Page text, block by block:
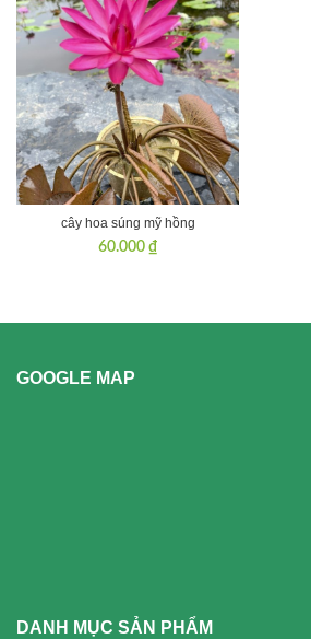
cây hoa súng mỹ hồng
60.000 ₫
GOOGLE MAP
DANH MỤC SẢN PHẨM